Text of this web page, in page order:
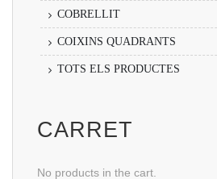
COBRELLIT
COIXINS QUADRANTS
TOTS ELS PRODUCTES
CARRET
No products in the cart.